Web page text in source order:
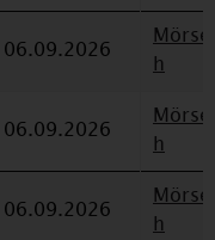
06.09.2026
h
06.09.2026
h
06.09.2026
h